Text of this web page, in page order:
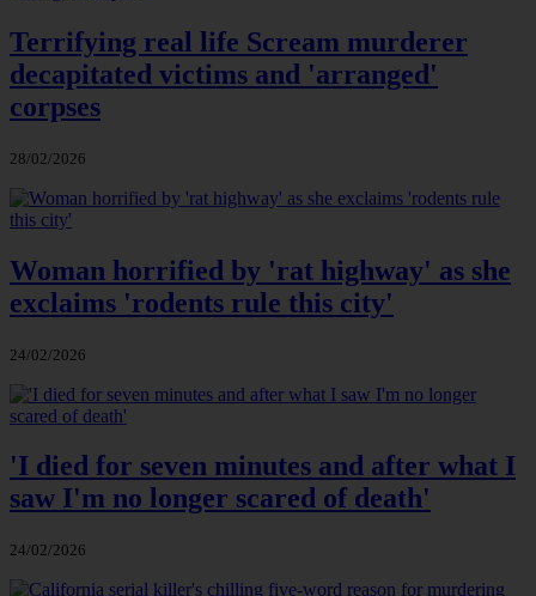
Terrifying real life Scream murderer
decapitated victims and 'arranged'
corpses
28/02/2026
Woman horrified by 'rat highway' as she
exclaims 'rodents rule this city'
24/02/2026
'I died for seven minutes and after what I
saw I'm no longer scared of death'
24/02/2026